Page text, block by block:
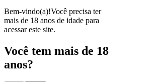
Bem-vindo(a)!Você precisa ter
mais de 18 anos de idade para
acessar este site.
Você tem mais de 18
anos?